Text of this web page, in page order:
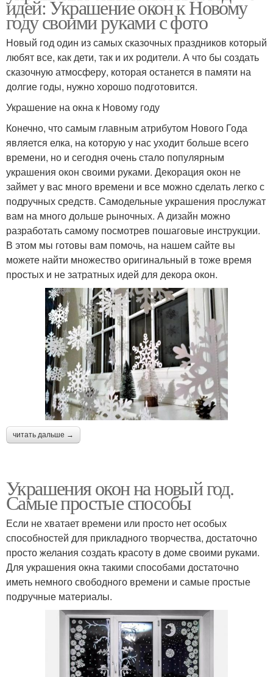
идей: Украшение окон к Новому
году своими руками с фото
Новый год один из самых сказочных праздников который
любят все, как дети, так и их родители. А что бы создать
сказочную атмосферу, которая останется в памяти на
долгие годы, нужно хорошо подготовится.
Украшение на окна к Новому году
Конечно, что самым главным атрибутом Нового Года
является елка, на которую у нас уходит больше всего
времени, но и сегодня очень стало популярным
украшения окон своими руками. Декорация окон не
займет у вас много времени и все можно сделать легко с
подручных средств. Самодельные украшения прослужат
вам на много дольше рыночных. А дизайн можно
разработать самому посмотрев пошаговые инструкции.
В этом мы готовы вам помочь, на нашем сайте вы
можете найти множество оригинальный в тоже время
простых и не затратных идей для декора окон.
читать дальше →
Украшения окон на новый год.
Самые простые способы
Если не хватает времени или просто нет особых
способностей для прикладного творчества, достаточно
просто желания создать красоту в доме своими руками.
Для украшения окна такими способами достаточно
иметь немного свободного времени и самые простые
подручные материалы.